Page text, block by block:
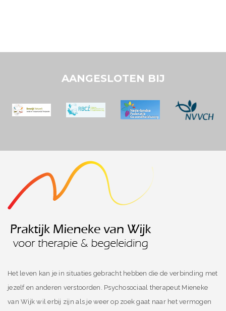
AANGESLOTEN BIJ
Het leven kan je in situaties gebracht hebben die de verbinding met
jezelf en anderen verstoorden. Psychosociaal therapeut Mieneke
van Wijk wil erbij zijn als je weer op zoek gaat naar het vermogen